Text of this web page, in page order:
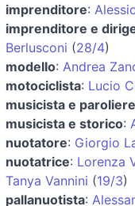
imprenditore:
imprenditore e
Berlusconi (28/4)
modello: Andrea
motociclista: Lucio
musicista e paroliere
musicista e storico:
nuotatore: Giorgio
nuotatrice: Lorenza
Tanya Vannini (19/3)
pallanuotista: